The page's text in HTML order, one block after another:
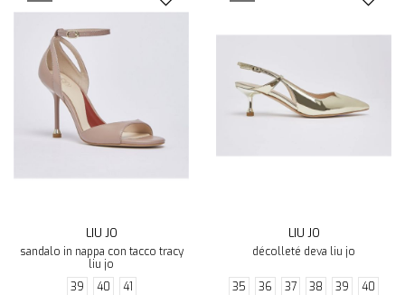
LIU JO
sandalo in nappa con tacco tracy
liu jo
39
40
41
LIU JO
décolleté deva liu jo
35 36 37 38 39
40